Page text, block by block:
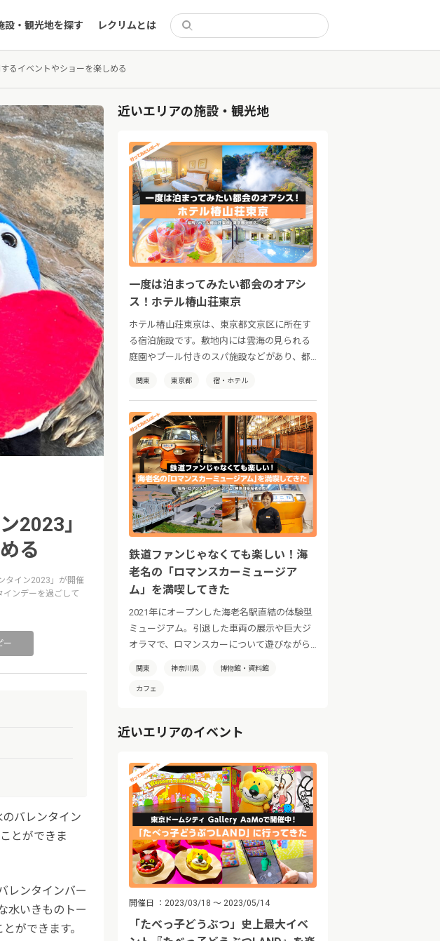
設・観光地を探す レクリムとは
るイベントやショーを楽しめる
2023」
る
タイン2023」が開催
ンデーを過ごして
ー
バレンタイン
とができま
レンタインバー
水いきものトー
ができます。
近いエリアの施設・観光地
一度は泊まってみたい都会のオアシ
ス！ホテル椿山荘東京
ホテル椿山荘東京は、東京都文京区に所在す
る宿泊施設です。敷地内には雲海の見られる
庭園やプール付きのスパ施設などがあり、都
関東 東京都 宿・ホテル
鉄道ファンじゃなくても楽しい！海
老名の「ロマンスカーミュージア
ム」を満喫してきた
2021年にオープンした海老名駅直結の体験型
ミュージアム。引退した車両の展示や巨大ジ
オラマで、ロマンスカーについて遊びながら
まで！ 鉄道ファンもそうじゃない方も楽し
関東 神奈川県 博物館・資料館
カフェ
近いエリアのイベント
開催日 2023/03/18 ～ 2023/05/14
「たべっ子どうぶつ」史上最大イベ